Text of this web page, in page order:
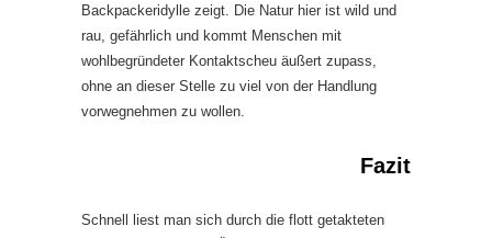
Backpackeridylle zeigt. Die Natur hier ist wild und
rau, gefährlich und kommt Menschen mit
wohlbegründeter Kontaktscheu äußert zupass,
ohne an dieser Stelle zu viel von der Handlung
vorwegnehmen zu wollen.
Fazit
Schnell liest man sich durch die flott getakteten